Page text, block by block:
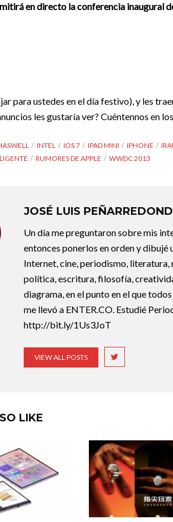
en directo la conferencia inaugural
para ustedes en el día festivo), y les
les gustaría ver? Cuéntennos en
INTEL IOS 7 IPAD MINI IPHONE
RUMORES DE APPLE WWDC 2013
JOSÉ LUIS
Un día me preguntaron sobre mis
entonces ponerlos en orden y dibujé
Internet, cine, periodismo,
política, escritura, filosofía,
diagrama, en el punto en el que
me llevó a ENTER.CO. Estudié
http://bit.ly/1Us3JoT
VIEW ALL POSTS
LIKE